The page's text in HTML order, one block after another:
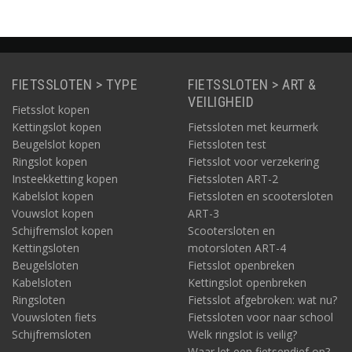
FIETSSLOTEN > TYPE
Fietsslot kopen
Kettingslot kopen
Beugelslot kopen
Ringslot kopen
Insteekketting kopen
Kabelslot kopen
Vouwslot kopen
Schijfremslot kopen
Kettingsloten
Beugelsloten
Kabelsloten
Ringsloten
Vouwsloten fiets
Schijfremsloten
FIETSSLOTEN > ART &
VEILIGHEID
Fietssloten met keurmerk
Fietssloten test
Fietsslot voor verzekering
Fietssloten ART-2
Fietssloten en scootersloten
ART-3
Scootersloten en
motorsloten ART-4
Fietsslot openbreken
Kettingslot openbreken
Fietsslot afgebroken: wat nu?
Fietssloten voor naar school
Welk ringslot is veilig?